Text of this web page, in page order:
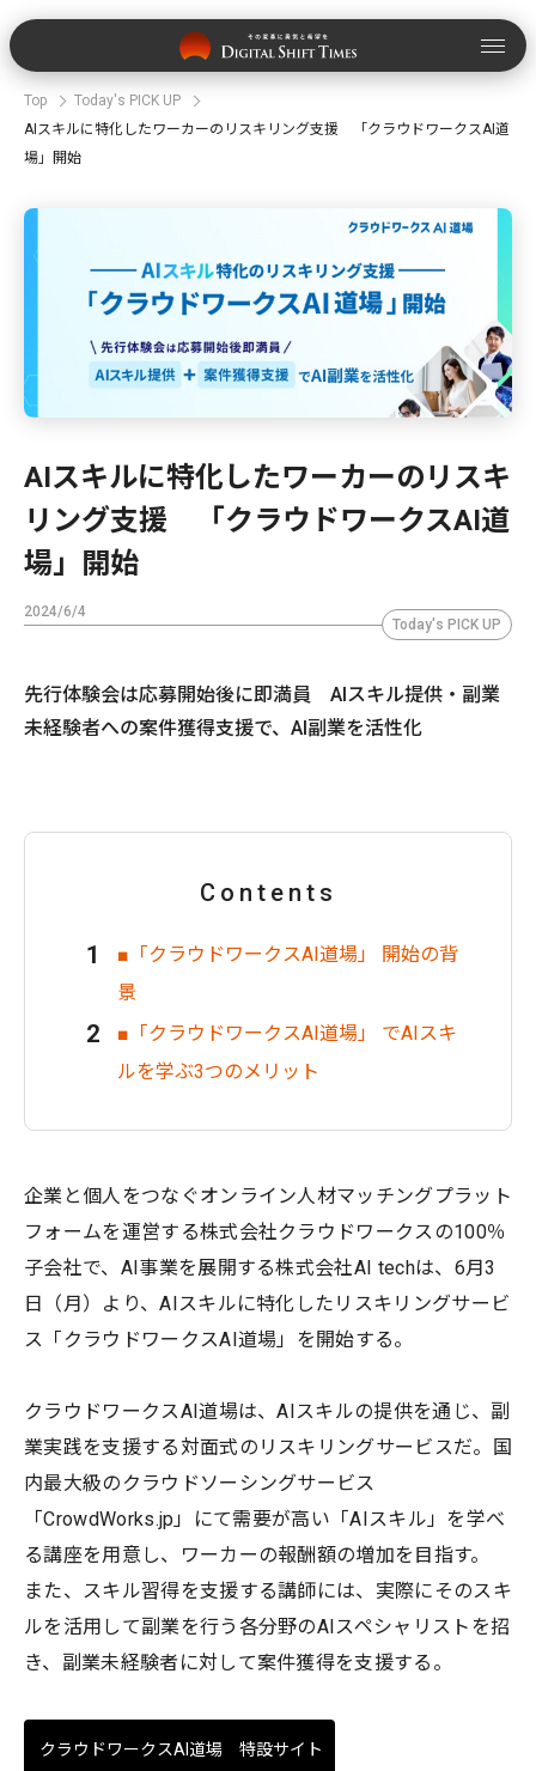
Top
Today's PICK UP
AIスキルに特化したワーカーのリスキリング支援 「クラウドワークスAI道
場」開始
AIスキルに特化したワーカーのリスキ
リング支援 「クラウドワークスAI道
場」開始
2024/6/4
Today's PICK UP
先行体験会は応募開始後に即満員 AIスキル提供・副業
未経験者への案件獲得支援で、AI副業を活性化
Contents
■「クラウドワークスAI道場」 開始の背
景
■「クラウドワークスAI道場」 でAIスキ
ルを学ぶ3つのメリット
企業と個人をつなぐオンライン人材マッチングプラット
フォームを運営する株式会社クラウドワークスの100％
子会社で、AI事業を展開する株式会社AI techは、6月3
日（月）より、AIスキルに特化したリスキリングサービ
ス「クラウドワークスAI道場」を開始する。
クラウドワークスAI道場は、AIスキルの提供を通じ、副
業実践を支援する対面式のリスキリングサービスだ。国
内最大級のクラウドソーシングサービス
「CrowdWorks.jp」にて需要が高い「AIスキル」を学べ
る講座を用意し、ワーカーの報酬額の増加を目指す。
また、スキル習得を支援する講師には、実際にそのスキ
ルを活用して副業を行う各分野のAIスペシャリストを招
き、副業未経験者に対して案件獲得を支援する。
クラウドワークスAI道場 特設サイト